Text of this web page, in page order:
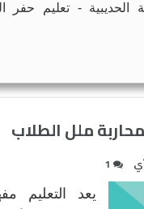
الحديبية - تعليم حفر
ملل الطلاب
1
يعد التعليم